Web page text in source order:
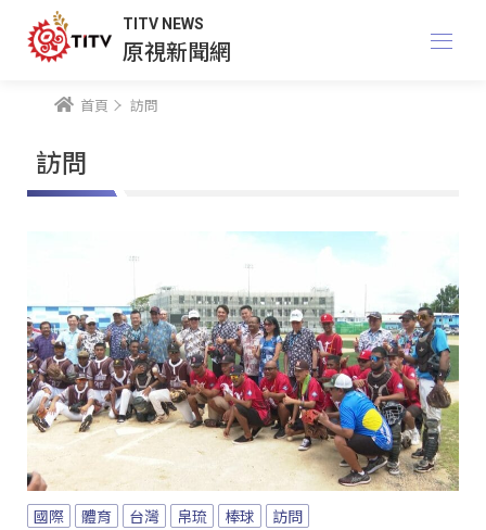
TITV NEWS
原視新聞網
首頁 訪問
訪問
國際 體育 台灣 帛琉 棒球 訪問